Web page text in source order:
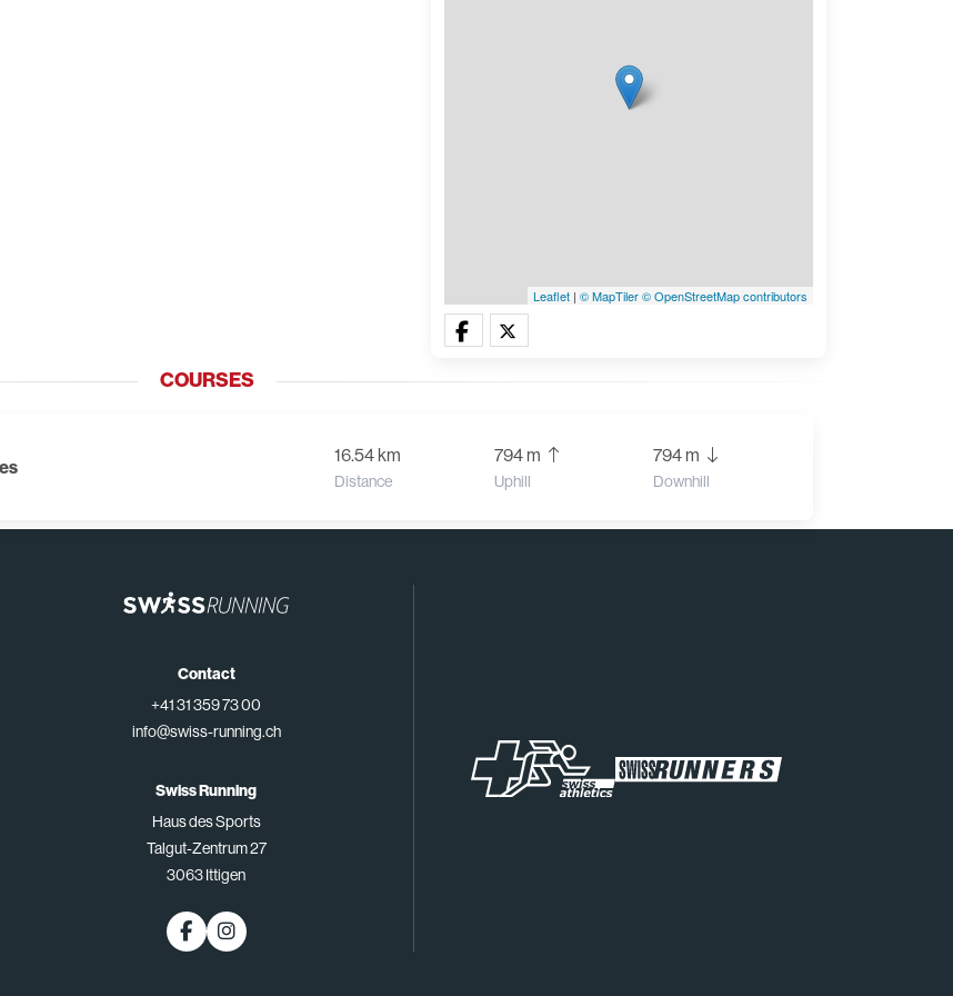
Leaflet | © MapTiler© OpenStreetMap contributors
COURSES
16.54 km
Distance
794 m
Uphill
794 m
Downhill
Contact
+41 31 359 73 00
info@swiss-running.ch
Swiss Running
Haus des Sports
Talgut-Zentrum 27
3063 Ittigen